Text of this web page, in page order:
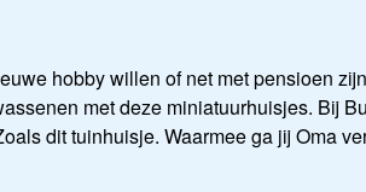
hobby willen of net met pensioen
met deze miniatuurhuisjes. Bij
dit tuinhuisje. Waarmee ga jij Oma